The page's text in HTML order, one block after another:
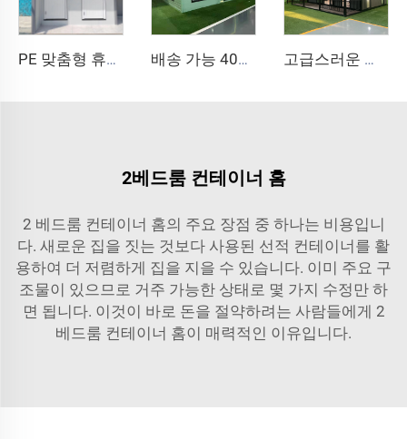
PE 맞춤형 휴대용 야외 공용 이동식 화장실 캠핑 가격 컨테이너 하우스 이동식 화장실 배송 가능 40피트 20피트 고급 경량 강철 빌라 욕실 완비 조립식 확장형 컨테이너 하우스 가격 조립식 주택 고급스러운 현대식 디자인 2층 이동식 확장 가능 컨테이너 하우스 모듈형 소형 이동 주택 내부 나선형 계단
2베드룸 컨테이너 홈
2 베드룸 컨테이너 홈의 주요 장점 중 하나는 비용입니
다. 새로운 집을 짓는 것보다 사용된 선적 컨테이너를 활
용하여 더 저렴하게 집을 지을 수 있습니다. 이미 주요 구
조물이 있으므로 거주 가능한 상태로 몇 가지 수정만 하
면 됩니다. 이것이 바로 돈을 절약하려는 사람들에게 2
베드룸 컨테이너 홈이 매력적인 이유입니다.